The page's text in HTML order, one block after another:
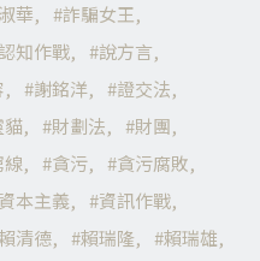
華
詐騙女王
知作戰
說方言
謝銘洋
證交法
貓 財劃法
財團
線 貪污
貪污腐敗
資本主義
資訊作戰
清德 賴瑞隆
賴瑞雄